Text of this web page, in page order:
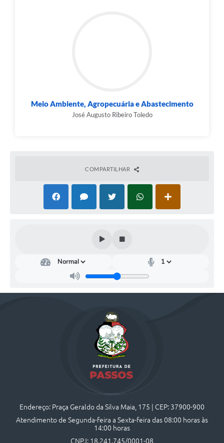
Meio Ambiente, Agropecuária e Abastecimento
José Augusto Ribeiro Toledo
COMPARTILHAR
Endereço: Praça Geraldo da Silva Maia, 175 | CEP: 37900-900
Atendimento de Segunda-feira a Sexta-feira das 08:00 horas às
14:00 horas
CNPJ: 18.241.745/0001-08